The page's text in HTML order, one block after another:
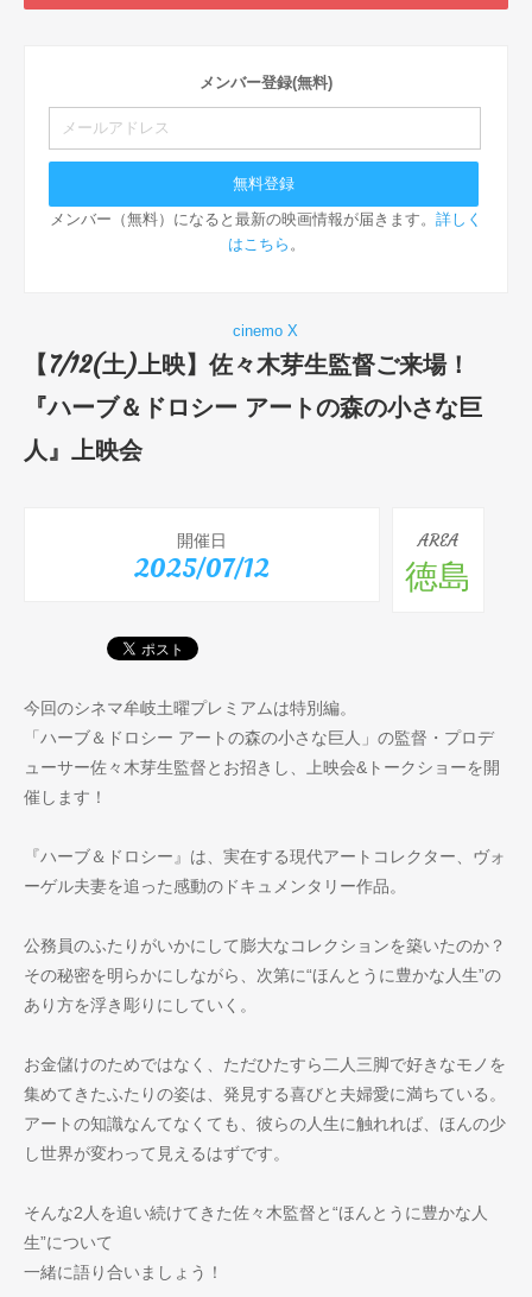
メンバー登録(無料)
メンバー（無料）になると最新の映画情報が届きます。 詳しく
はこちら 。
cinemo X
【7/12(土)上映】佐々木芽生監督ご来場！
『ハーブ＆ドロシー アートの森の小さな巨
人』上映会
開催日
2025/07/12
AREA
徳島
今回のシネマ牟岐土曜プレミアムは特別編。
「ハーブ＆ドロシー アートの森の小さな巨人」の監督・プロデ
ューサー佐々木芽生監督とお招きし、上映会&トークショーを開
催します！
『ハーブ＆ドロシー』は、実在する現代アートコレクター、ヴォ
ーゲル夫妻を追った感動のドキュメンタリー作品。
公務員のふたりがいかにして膨大なコレクションを築いたのか？
その秘密を明らかにしながら、次第に“ほんとうに豊かな人生”の
あり方を浮き彫りにしていく。
お金儲けのためではなく、ただひたすら二人三脚で好きなモノを
集めてきたふたりの姿は、発見する喜びと夫婦愛に満ちている。
アートの知識なんてなくても、彼らの人生に触れれば、ほんの少
し世界が変わって見えるはずです。
そんな2人を追い続けてきた佐々木監督と“ほんとうに豊かな人
生”について
一緒に語り合いましょう！